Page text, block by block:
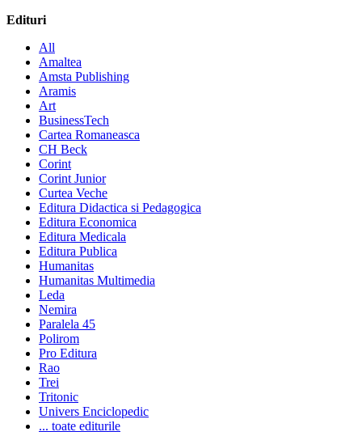
Edituri
All
Amaltea
Amsta Publishing
Aramis
Art
BusinessTech
Cartea Romaneasca
CH Beck
Corint
Corint Junior
Curtea Veche
Editura Didactica si Pedagogica
Editura Economica
Editura Medicala
Editura Publica
Humanitas
Humanitas Multimedia
Leda
Nemira
Paralela 45
Polirom
Pro Editura
Rao
Trei
Tritonic
Univers Enciclopedic
... toate editurile